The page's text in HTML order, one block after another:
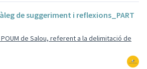
de suggeriment i reflexions_PART
de Salou, referent a la delimitació de